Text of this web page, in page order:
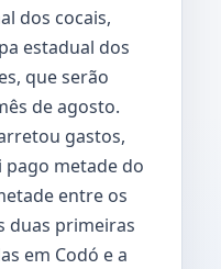
dos cocais,
estadual dos
que serão
de agosto.
gastos,
metade do
entre os
duas primeiras
em Codó e a